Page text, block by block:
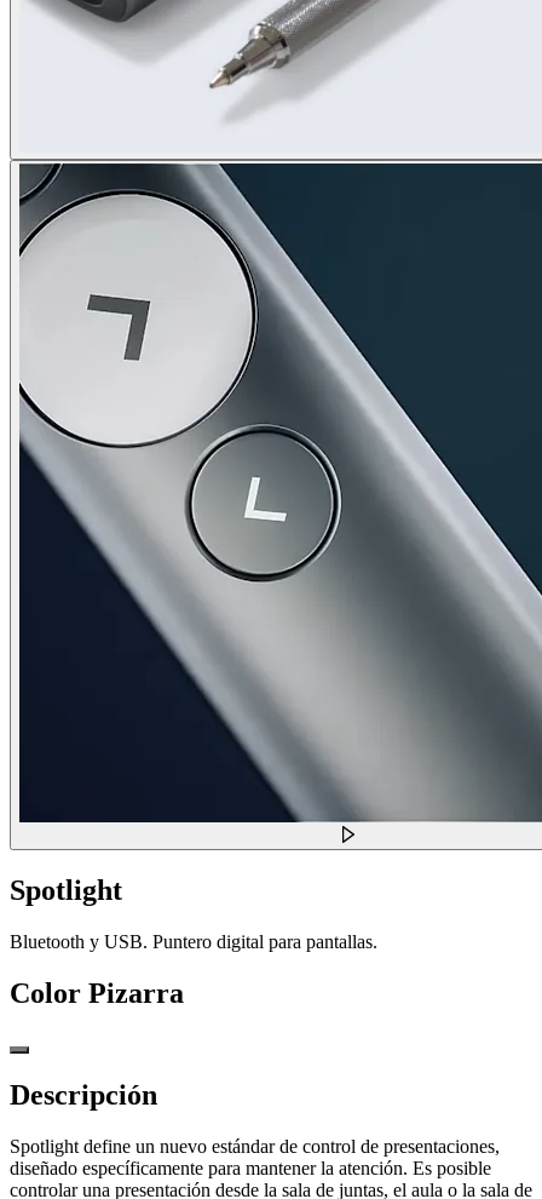
Spotlight
Bluetooth y USB. Puntero digital para pantallas.
Color Pizarra
Descripción
Spotlight define un nuevo estándar de control de presentaciones,
diseñado específicamente para mantener la atención. Es posible
controlar una presentación desde la sala de juntas, el aula o la sala de